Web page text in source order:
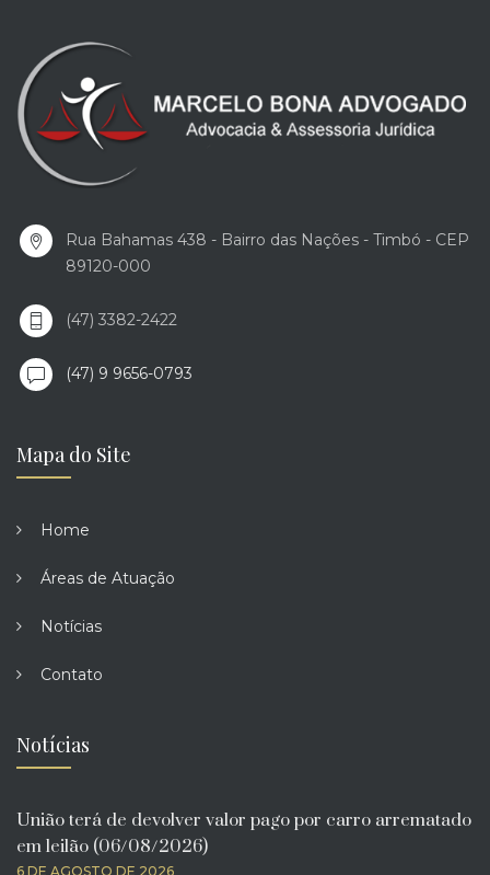
Rua Bahamas 438 - Bairro das Nações - Timbó - CEP
89120-000
(47) 3382-2422
(47) 9 9656-0793
Mapa do Site
Home
Áreas de Atuação
Notícias
Contato
Notícias
União terá de devolver valor pago por carro arrematado
em leilão (06/08/2026)
6 DE AGOSTO DE 2026